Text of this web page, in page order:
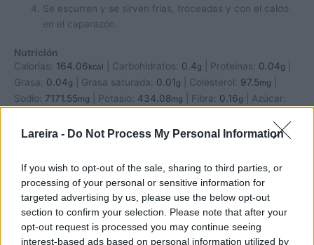
Lareira - Do Not Process My Personal Information
If you wish to opt-out of the sale, sharing to third parties, or
processing of your personal or sensitive information for
targeted advertising by us, please use the below opt-out
section to confirm your selection. Please note that after your
opt-out request is processed you may continue seeing
interest-based ads based on personal information utilized by
Se escurren y se sirven frías, troceadas y con el caldo
en el caparazón.
Nutrición
Calorías: 164.06kcal Carbohidratos: 0.4g Proteínas: 0.04g
Grasa: 0.04g Grasa saturada: 0.01g Colesterol: 97.5mg
Sodio: 7171.55mg Potasio: 434.08mg Fibra: 0.16g
Azúcar:
74.74mg| Hierro:0.28mg